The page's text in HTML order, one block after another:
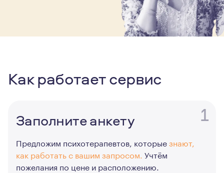
Как работает сервис
1
Заполните анкету
Предложим психотерапевтов, которыезнают,
как работать с вашим запросом. Учтём
пожелания по цене и расположению.